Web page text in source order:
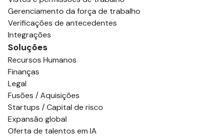
Gerenciamento da força de trabalho
Verificações de antecedentes
Integrações
Soluções
Recursos Humanos
Finanças
Legal
Fusões / Aquisições
Startups / Capital de risco
Expansão global
Oferta de talentos em IA